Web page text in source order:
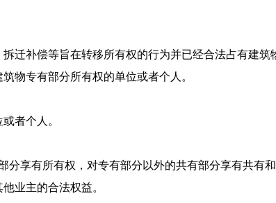
补偿等旨在转移所有权的行为并已经合法占有建筑
专有部分所有权的单位或者个人。
者个人。
有所有权，对专有部分以外的共有部分享有共有和
业主的合法权益。